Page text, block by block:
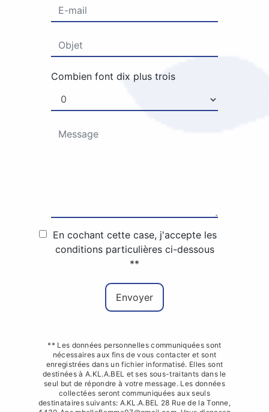
Combien font dix plus trois
En cochant cette case, j'accepte les
conditions particulières ci-dessous
**
Envoyer
** Les données personnelles communiquées sont
nécessaires aux fins de vous contacter et sont
enregistrées dans un fichier informatisé. Elles sont
destinées à A.KL.A.BEL et ses sous-traitants dans le
seul but de répondre à votre message. Les données
collectées seront communiquées aux seuls
destinataires suivants: A.KL.A.BEL 28 Rue de la Tonne,